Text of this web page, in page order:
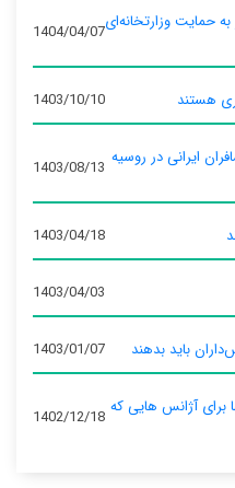
حمایت وزارتخانه‌ای1404/04/07
هستند 1403/10/10
ایرانی در روسیه 1403/08/13
1403/04/18
1403/04/03
باید بدهند 1403/01/07
برای آژانس‌ هایی که 1402/12/18